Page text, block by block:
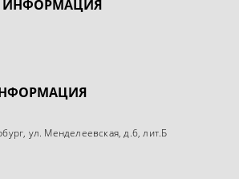
ИНФОРМАЦИЯ
ул. Менделеевская, д.6, лит.Б